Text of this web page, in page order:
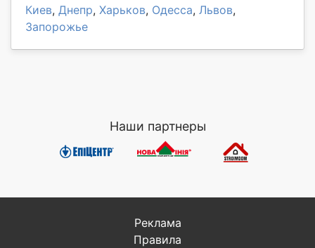
Киев, Днепр, Харьков, Одесса, Львов,
Запорожье
Наши партнеры
Реклама
Правила